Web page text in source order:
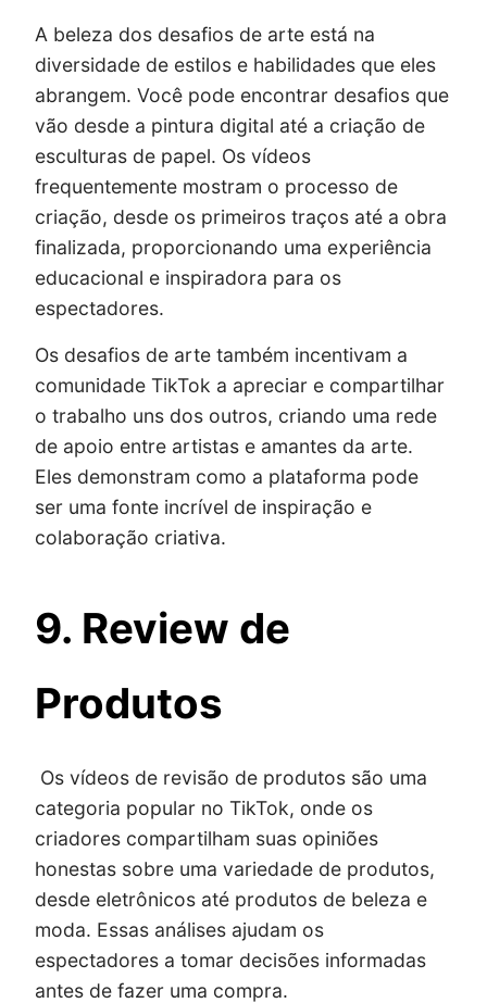
A beleza dos desafios de arte está na
diversidade de estilos e habilidades que eles
abrangem. Você pode encontrar desafios que
vão desde a pintura digital até a criação de
esculturas de papel. Os vídeos
frequentemente mostram o processo de
criação, desde os primeiros traços até a obra
finalizada, proporcionando uma experiência
educacional e inspiradora para os
espectadores.
Os desafios de arte também incentivam a
comunidade TikTok a apreciar e compartilhar
o trabalho uns dos outros, criando uma rede
de apoio entre artistas e amantes da arte.
Eles demonstram como a plataforma pode
ser uma fonte incrível de inspiração e
colaboração criativa.
9. Review de
Produtos
Os vídeos de revisão de produtos são uma
categoria popular no TikTok, onde os
criadores compartilham suas opiniões
honestas sobre uma variedade de produtos,
desde eletrônicos até produtos de beleza e
moda. Essas análises ajudam os
espectadores a tomar decisões informadas
antes de fazer uma compra.